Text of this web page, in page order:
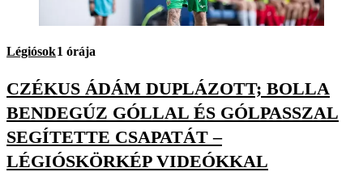
Légiósok1 órája
CZÉKUS ÁDÁM DUPLÁZOTT; BOLLA
BENDEGÚZ GÓLLAL ÉS GÓLPASSZAL
SEGÍTETTE CSAPATÁT –
LÉGIÓSKÖRKÉP VIDEÓKKAL